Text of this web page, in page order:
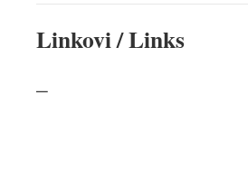
Linkovi / Links
–